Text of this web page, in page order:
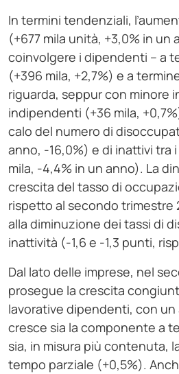
In termini tendenziali,
(+677 mila unità, +3,0% in un
coinvolgere i dipendenti – a
(+396 mila, +2,7%) e a
riguarda, seppur con minore
indipendenti (+36 mila,
calo del numero di
anno, -16,0%) e di inattivi tra
mila, -4,4% in un anno). La
crescita del tasso di
rispetto al secondo trimestre
alla diminuzione dei tassi di
inattività (-1,6 e -1,3 punti,
Dal lato delle imprese, nel
prosegue la crescita
lavorative dipendenti, con un
cresce sia la componente a
sia, in misura più contenuta,
tempo parziale (+0,5%).